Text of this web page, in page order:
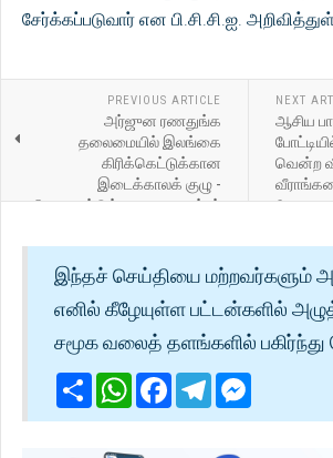
சேர்க்கப்படுவார் என பி.சி.சி.ஐ.
PREVIOUS ARTICLE
அர்ஜுன ரணதுங்க
தலைமையில் இலங்கை
கிரிக்கெட்டுக்கான
இடைக்காலக் குழு -
விளையாட்டுத்துறை அமைச்சர்
NEXT
ஆசிய
வென்ற
மோடி
இந்தச் செய்தியை மற்றவர்களும்
எனில் கீழேயுள்ள பட்டன்களில்
சமூக வலைத் தளங்களில்
ShareWhatsApp
Facebook
Telegram